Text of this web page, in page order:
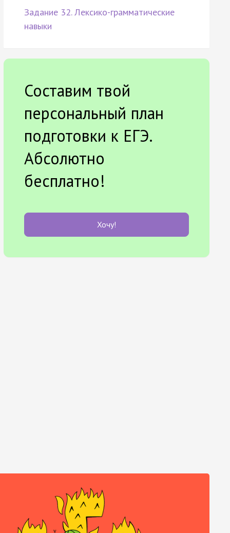
Задание 32. Лексико-грамматические
навыки
Составим твой
персональный план
подготовки к ЕГЭ.
Абсолютно
бесплатно!
Хочу!